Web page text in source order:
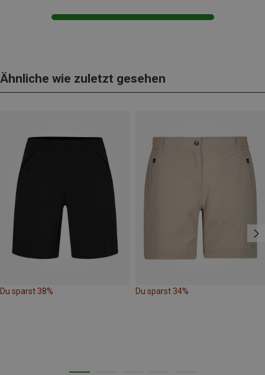
Ähnliche wie zuletzt gesehen
Du sparst 38% Du sparst 34%